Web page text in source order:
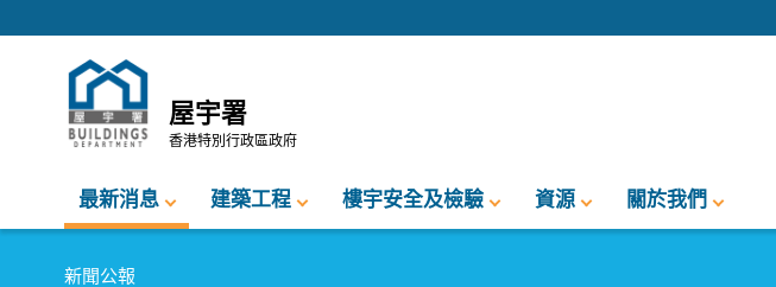
屋宇署
香港特別行政區政府
最新消息 建築工程 樓宇安全及檢驗 資源 關於我們
新聞公報